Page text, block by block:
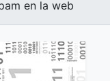
en la web